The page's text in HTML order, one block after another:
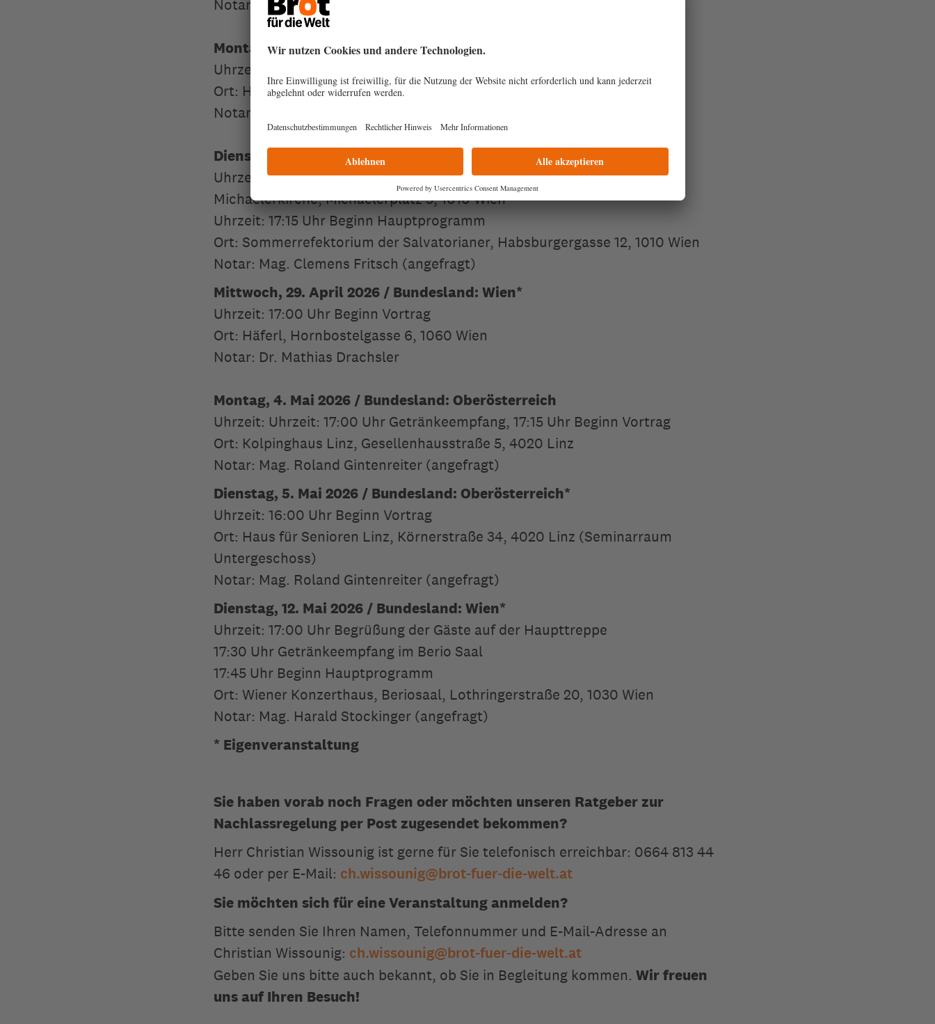
Notar: Mag. Lothar Zimmeter (angefragt)
Montag, 20. April 2026 / Bundesland: Tirol
Uhrzeit: 17:00 Uhr Getränkeempfang, 17:15 Uhr Beginn Vortrag
Ort: Haus der Begegnung, Rennweg 12, 6020 Innsbruck
Notar: Mag. Martin Oberhammer (angefragt)
Dienstag, 28. April 2026/ Bundesland: Wien
Uhrzeit: 16:30 Uhr Rahmenprogramm Orgelkonzert
Michaelerkirche, Michaelerplatz 5, 1010 Wien
Uhrzeit: 17:15 Uhr Beginn Hauptprogramm
Ort: Sommerrefektorium der Salvatorianer, Habsburgergasse 12, 1010 Wien
Notar: Mag. Clemens Fritsch (angefragt)
Mittwoch, 29. April 2026 / Bundesland: Wien*
Uhrzeit: 17:00 Uhr Beginn Vortrag
Ort: Häferl, Hornbostelgasse 6, 1060 Wien
Notar: Dr. Mathias Drachsler
Montag, 4. Mai 2026 / Bundesland: Oberösterreich
Uhrzeit: Uhrzeit: 17:00 Uhr Getränkeempfang, 17:15 Uhr Beginn Vortrag
Ort: Kolpinghaus Linz, Gesellenhausstraße 5, 4020 Linz
Notar: Mag. Roland Gintenreiter (angefragt)
Dienstag, 5. Mai 2026 / Bundesland: Oberösterreich*
Uhrzeit: 16:00 Uhr Beginn Vortrag
Ort: Haus für Senioren Linz, Körnerstraße 34, 4020 Linz (Seminarraum
Untergeschoss)
Notar: Mag. Roland Gintenreiter (angefragt)
Dienstag, 12. Mai 2026 / Bundesland: Wien*
Uhrzeit: 17:00 Uhr Begrüßung der Gäste auf der Haupttreppe
17:30 Uhr Getränkeempfang im Berio Saal
17:45 Uhr Beginn Hauptprogramm
Ort: Wiener Konzerthaus, Beriosaal, Lothringerstraße 20, 1030 Wien
Notar: Mag. Harald Stockinger (angefragt)
* Eigenveranstaltung
Sie haben vorab noch Fragen oder möchten unseren Ratgeber zur
Nachlassregelung per Post zugesendet bekommen?
Herr Christian Wissounig ist gerne für Sie telefonisch erreichbar: 0664 813 44
46 oder per E-Mail: ch.wissounig@brot-fuer-die-welt.at
Sie möchten sich für eine Veranstaltung anmelden?
Bitte senden Sie Ihren Namen, Telefonnummer und E-Mail-Adresse an
Christian Wissounig: ch.wissounig@brot-fuer-die-welt.at
Geben Sie uns bitte auch bekannt, ob Sie in Begleitung kommen. Wir freuen
uns auf Ihren Besuch!